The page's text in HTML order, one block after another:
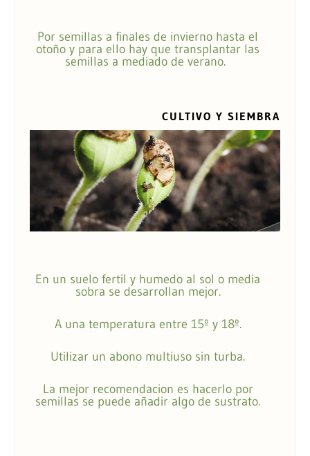
Por semillas a finales de invierno hasta el
otoño y para ello hay que transplantar las
semillas a mediado de verano.
CULTIVO Y SIEMBRA
En un suelo fertil y humedo al sol o media
sobra se desarrollan mejor.
A una temperatura entre 15º y 18º.
Utilizar un abono multiuso sin turba.
La mejor recomendacion es hacerlo por
semillas se puede añadir algo de sustrato.